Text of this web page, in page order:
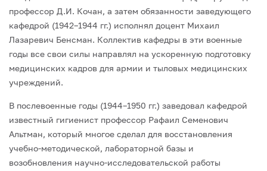
профессор Д.И. Кочан, а затем обязанности заведующего
кафедрой (1942–1944 гг.) исполнял доцент Михаил
Лазаревич Бенсман. Коллектив кафедры в эти военные
годы все свои силы направлял на ускоренную подготовку
медицинских кадров для армии и тыловых медицинских
учреждений.
В послевоенные годы (1944–1950 гг.) заведовал кафедрой
известный гигиенист профессор Рафаил Семенович
Альтман, который многое сделал для восстановления
учебно-методической, лабораторной базы и
возобновления научно-исследовательской работы